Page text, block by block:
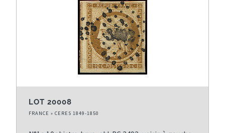
LOT 20008
FRANCE » CERES 1849-1850